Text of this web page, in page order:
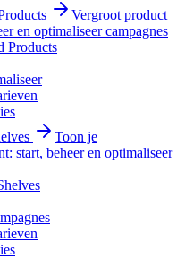
Vergroot product
en optimaliseer campagnes
Products
Toon je
start, beheer en optimaliseer